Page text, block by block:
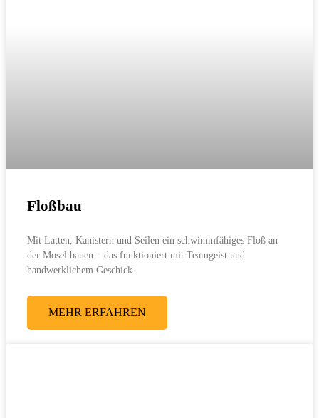
Floßbau
Mit Latten, Kanistern und Seilen ein schwimmfähiges Floß an
der Mosel bauen – das funktioniert mit Teamgeist und
handwerklichem Geschick.
MEHR ERFAHREN